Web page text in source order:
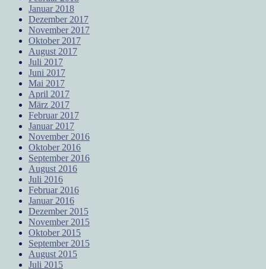
Januar 2018
Dezember 2017
November 2017
Oktober 2017
August 2017
Juli 2017
Juni 2017
Mai 2017
April 2017
März 2017
Februar 2017
Januar 2017
November 2016
Oktober 2016
September 2016
August 2016
Juli 2016
Februar 2016
Januar 2016
Dezember 2015
November 2015
Oktober 2015
September 2015
August 2015
Juli 2015